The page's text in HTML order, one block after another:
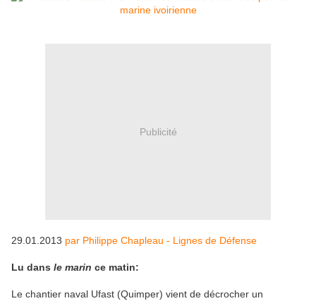
Publicité
29.01.2013 par Philippe Chapleau - Lignes de Défense
Lu dans le marin ce matin:
Le chantier naval Ufast (Quimper) vient de décrocher un